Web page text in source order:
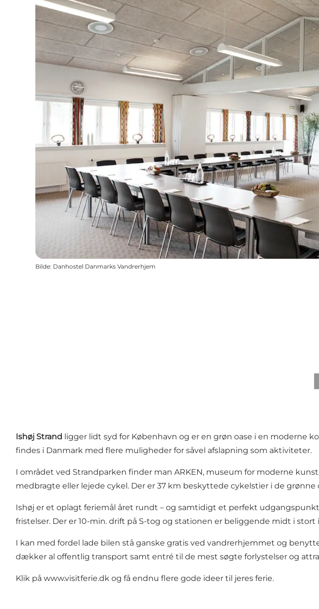
Bilde: Danhostel Danmarks Vandrerhjem
Ishøj Strand ligger lidt syd for København og er en grøn oase i en moderne
findes i Danmark med flere muligheder for såvel afslapning som aktiviteter.
I området ved Strandparken finder man ARKEN, museum for moderne
medbragte eller lejede cykel. Der er 37 km beskyttede cykelstier i de
Ishøj er et oplagt feriemål året rundt – og samtidigt et perfekt
fristelser. Der er 10-min. drift på S-tog og stationen er beliggende midt i
I kan med fordel lade bilen stå ganske gratis ved vandrerhjemmet og
dækker al offentlig transport samt entré til de mest søgte forlystelser og
Klik på www.visitferie.dk og få endnu flere gode ideer til jeres ferie.